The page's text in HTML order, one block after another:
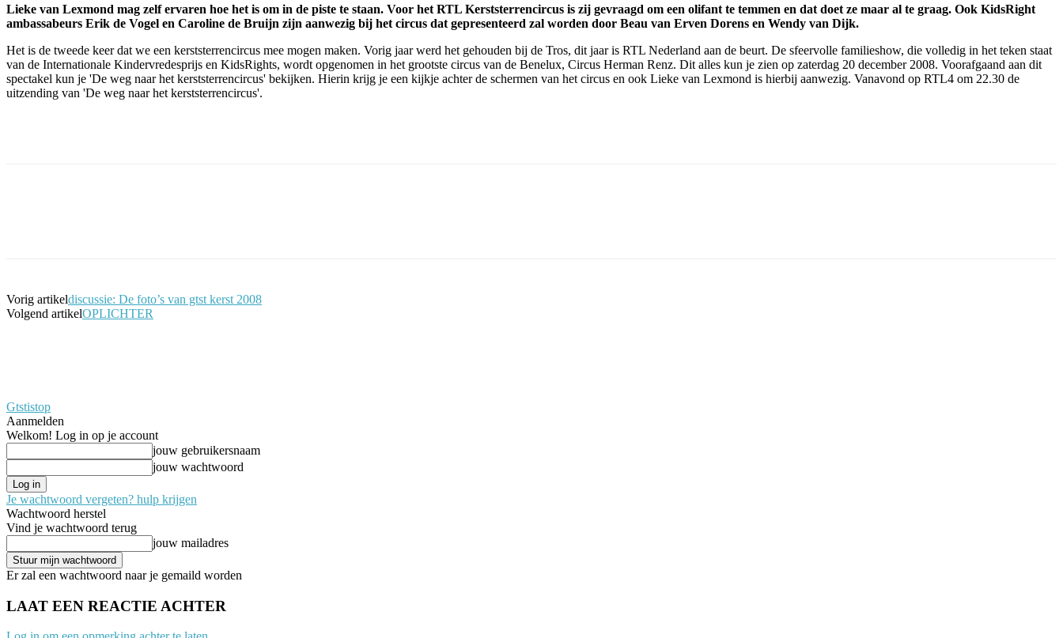
Lieke van Lexmond mag zelf ervaren hoe het is om in de piste te staan. Voor het RTL Kerststerrencircus is zij gevraagd om een olifant te temmen en dat doet ze maar al te graag. Ook KidsRight
ambassabeurs Erik de Vogel en Caroline de Bruijn zijn aanwezig bij het circus dat gepresenteerd zal worden door Beau van Erven Dorens en Wendy van Dijk.
Het is de tweede keer dat we een kerststerrencircus mee mogen maken. Vorig jaar werd het gehouden bij de Tros, dit jaar is RTL Nederland aan de beurt. De sfeervolle familieshow, die volledig in het teken staat
van de Internationale Kindervredesprijs en KidsRights, wordt opgenomen in het grootste circus van de Benelux, Circus Herman Renz. Dit alles kun je zien op zaterdag 20 december 2008. Voorafgaand aan dit
spectakel kun je 'De weg naar het kerststerrencircus' bekijken. Hierin krijg je een kijkje achter de schermen van het circus en ook Lieke van Lexmond is hierbij aanwezig. Vanavond op RTL4 om 22.30 de
uitzending van 'De weg naar het kerststerrencircus'.
Vorig artikeldiscussie: De foto’s van gtst kerst 2008
Volgend artikelOPLICHTER
Gtstistop
Aanmelden
Welkom! Log in op je account
jouw gebruikersnaam
jouw wachtwoord
Je wachtwoord vergeten? hulp krijgen
Wachtwoord herstel
Vind je wachtwoord terug
jouw mailadres
Er zal een wachtwoord naar je gemaild worden
LAAT EEN REACTIE ACHTER